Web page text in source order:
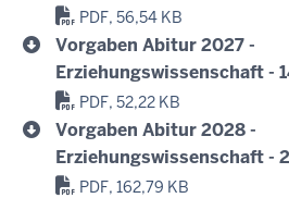
PDF, 56,54 KB
Vorgaben Abitur 2027 -
Erziehungswissenschaft -
PDF, 52,22 KB
Vorgaben Abitur 2028 -
Erziehungswissenschaft -
PDF, 162,79 KB